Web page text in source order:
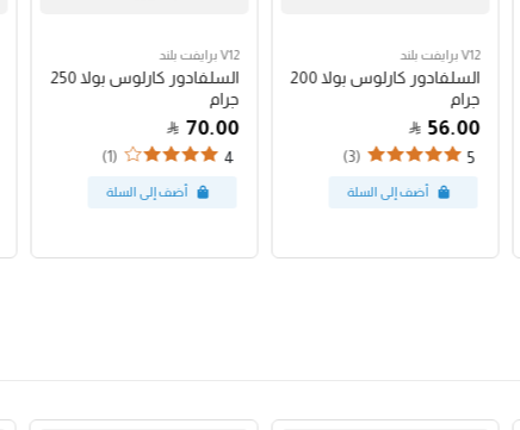
V12 برايفت بلند
السلفادور كارلوس بولا 200
جرام
56.00
5
(3)
V12 برايفت بلند
السلفادور كارلوس بولا 250
جرام
70.00
4
(1)